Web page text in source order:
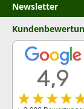
Newsletter